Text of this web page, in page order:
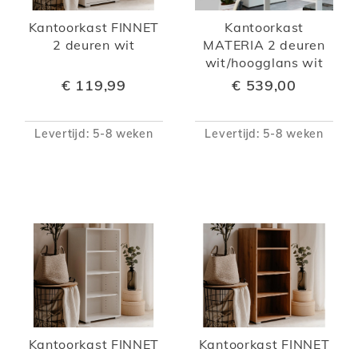
Kantoorkast FINNET
2 deuren wit
€ 119,99
Levertijd: 5-8 weken
Kantoorkast
MATERIA 2 deuren
wit/hoogglans wit
€ 539,00
Levertijd: 5-8 weken
Kantoorkast FINNET Kantoorkast FINNET